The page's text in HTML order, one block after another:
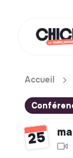
Accueil
25